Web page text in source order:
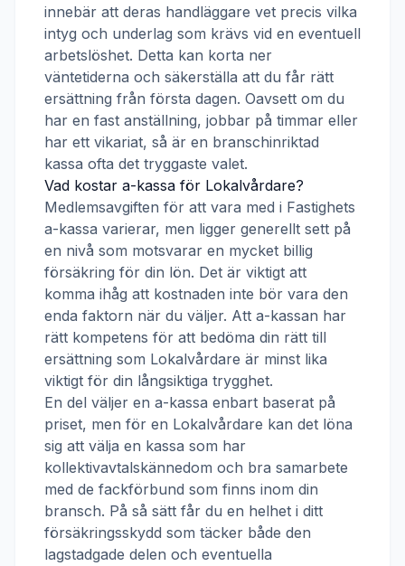
innebär att deras handläggare vet precis vilka
intyg och underlag som krävs vid en eventuell
arbetslöshet. Detta kan korta ner
väntetiderna och säkerställa att du får rätt
ersättning från första dagen. Oavsett om du
har en fast anställning, jobbar på timmar eller
har ett vikariat, så är en branschinriktad
kassa ofta det tryggaste valet.
Vad kostar a-kassa för Lokalvårdare?
Medlemsavgiften för att vara med i Fastighets
a-kassa varierar, men ligger generellt sett på
en nivå som motsvarar en mycket billig
försäkring för din lön. Det är viktigt att
komma ihåg att kostnaden inte bör vara den
enda faktorn när du väljer. Att a-kassan har
rätt kompetens för att bedöma din rätt till
ersättning som Lokalvårdare är minst lika
viktigt för din långsiktiga trygghet.
En del väljer en a-kassa enbart baserat på
priset, men för en Lokalvårdare kan det löna
sig att välja en kassa som har
kollektivavtalskännedom och bra samarbete
med de fackförbund som finns inom din
bransch. På så sätt får du en helhet i ditt
försäkringsskydd som täcker både den
lagstadgade delen och eventuella